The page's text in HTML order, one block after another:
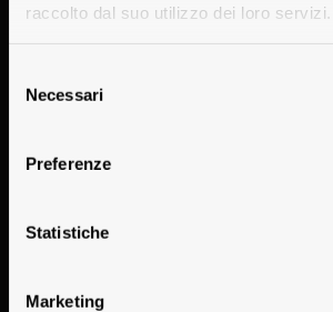
raccolto dal suo utilizzo dei loro servizi.
delNecessari
Preferenze
Statistiche
Marketing
Map